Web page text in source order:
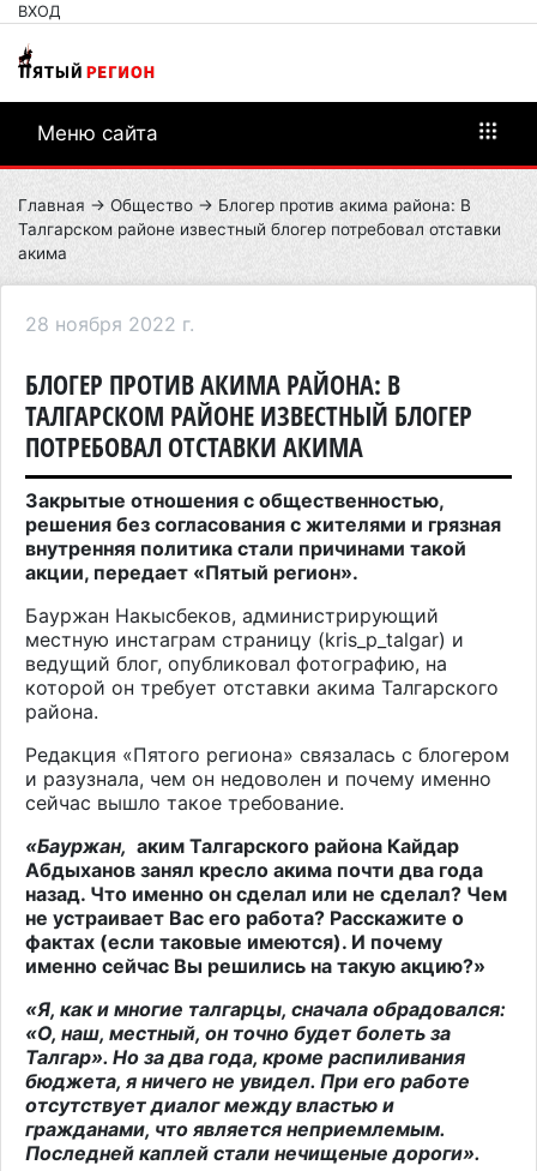
ВХОД
Меню сайта
Главная → Общество → Блогер против акима района: В
Талгарском районе известный блогер потребовал отставки
акима
28 ноября 2022 г.
БЛОГЕР ПРОТИВ АКИМА РАЙОНА: В
ТАЛГАРСКОМ РАЙОНЕ ИЗВЕСТНЫЙ БЛОГЕР
ПОТРЕБОВАЛ ОТСТАВКИ АКИМА
Закрытые отношения с общественностью,
решения без согласования с жителями и грязная
внутренняя политика стали причинами такой
акции, передает «Пятый регион».
Бауржан Накысбеков, администрирующий
местную инстаграм страницу (kris p talgar) и
ведущий блог, опубликовал фотографию, на
которой он требует отставки акима Талгарского
района.
Редакция «Пятого региона» связалась с блогером
и разузнала, чем он недоволен и почему именно
сейчас вышло такое требование.
«Бауржан, аким Талгарского района Кайдар
Абдыханов занял кресло акима почти два года
назад. Что именно он сделал или не сделал? Чем
не устраивает Вас его работа? Расскажите о
фактах (если таковые имеются). И почему
именно сейчас Вы решились на такую акцию?»
«Я, как и многие талгарцы, сначала обрадовался:
«О, наш, местный, он точно будет болеть за
Талгар». Но за два года, кроме распиливания
бюджета, я ничего не увидел. При его работе
отсутствует диалог между властью и
гражданами, что является неприемлемым.
Последней каплей стали нечищеные дороги».